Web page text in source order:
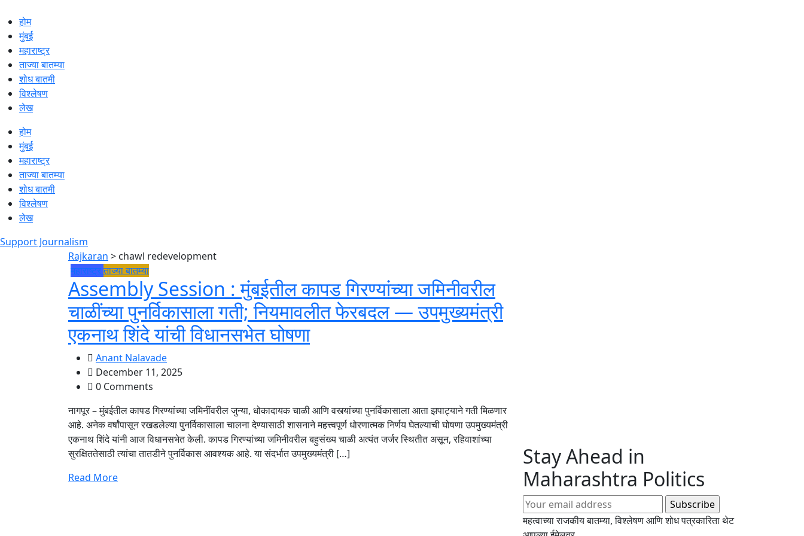
होम
मुंबई
महाराष्ट्र
ताज्या बातम्या
शोध बातमी
विश्लेषण
लेख
होम
मुंबई
महाराष्ट्र
ताज्या बातम्या
शोध बातमी
विश्लेषण
लेख
Support Journalism
Rajkaran > chawl redevelopment
महाराष्ट्रताज्या बातम्या
Assembly Session : मुंबईतील कापड गिरण्यांच्या जमिनीवरील
चाळींच्या पुनर्विकासाला गती; नियमावलीत फेरबदल — उपमुख्यमंत्री
एकनाथ शिंदे यांची विधानसभेत घोषणा
Anant Nalavade
December 11, 2025
0 Comments
नागपूर – मुंबईतील कापड गिरण्यांच्या जमिनींवरील जुन्या, धोकादायक चाळी आणि वस्त्यांच्या पुनर्विकासाला आता झपाट्याने गती मिळणार
आहे. अनेक वर्षांपासून रखडलेल्या पुनर्विकासाला चालना देण्यासाठी शासनाने महत्त्वपूर्ण धोरणात्मक निर्णय घेतल्याची घोषणा उपमुख्यमंत्री
एकनाथ शिंदे यांनी आज विधानसभेत केली. कापड गिरण्यांच्या जमिनीवरील बहुसंख्य चाळी अत्यंत जर्जर स्थितीत असून, रहिवाशांच्या
सुरक्षिततेसाठी त्यांचा तातडीने पुनर्विकास आवश्यक आहे. या संदर्भात उपमुख्यमंत्री […]
Read More
Stay Ahead in
Maharashtra Politics
महत्वाच्या राजकीय बातम्या, विश्लेषण आणि शोध पत्रकारिता थेट